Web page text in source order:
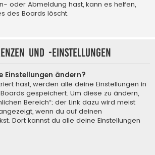
oder Abmeldung hast, kann es helfen,
des Boards löscht.
und -einstellungen
Einstellungen ändern?
hast, werden alle deine Einstellungen in
gespeichert. Um diese zu ändern,
Bereich“; der Link dazu wird meist
wenn du auf deinen
Dort kannst du alle deine Einstellungen